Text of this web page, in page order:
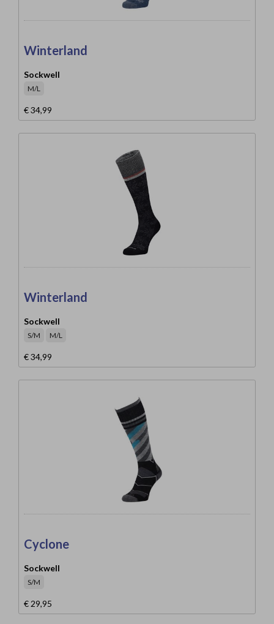
Winterland
Sockwell
M/L
€ 34,99
Winterland
Sockwell
S/M M/L
€ 34,99
Cyclone
Sockwell
S/M
€ 29,95